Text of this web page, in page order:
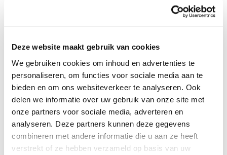
Deze website maakt gebruik van cookies
We gebruiken cookies om inhoud en advertenties te
personaliseren, om functies voor sociale media aan te
bieden en om ons websiteverkeer te analyseren. Ook
delen we informatie over uw gebruik van onze site met
onze partners voor sociale media, adverteren en
analyseren. Deze partners kunnen deze gegevens
combineren met andere informatie die u aan ze heeft
verstrekt of ze hebben verzameld op basis van uw
Meten is weten, ook in de
natuur!
FLORA EN FAUNA ONDERZOEK 7 jaar geleden
15 maart 2019Meten is weten, ook in de